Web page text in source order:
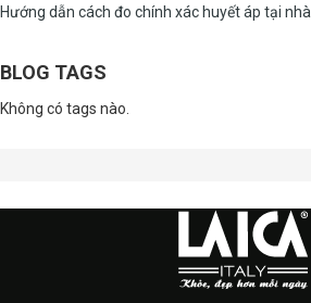
Hướng dẫn cách đo chính xác huyết áp tại nhà
BLOG TAGS
Không có tags nào.